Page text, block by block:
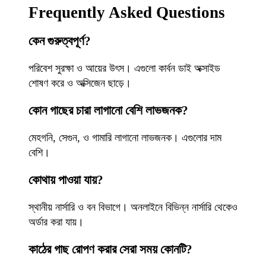
Frequently Asked Questions
কেন গুরুত্বপূর্ণ?
পরিবেশ সুরক্ষা ও আয়ের উৎস। এগুলো কার্বন ডাই অক্সাইড
শোষণ করে ও অক্সিজেন ছাড়ে।
কোন গাছের চারা লাগানো বেশি লাভজনক?
মেহগনি, সেগুন, ও গামারি লাগানো লাভজনক। এগুলোর দাম
বেশি।
কোথায় পাওয়া যায়?
স্থানীয় নার্সারি ও বন বিভাগে। অনলাইনে বিভিন্ন নার্সারি থেকেও
অর্ডার করা যায়।
কাঠের গাছ রোপণ করার সেরা সময় কোনটি?